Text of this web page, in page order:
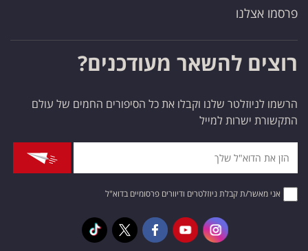
פרסמו אצלנו
רוצים להשאר מעודכנים?
הרשמו לניוזלטר שלנו וקבלו את כל הסיפורים החמים של עולם
התקשורת ישרות למייל
אני מאשר/ת קבלת ניוזלטרים ודיוורים פרסומיים בדוא"ל